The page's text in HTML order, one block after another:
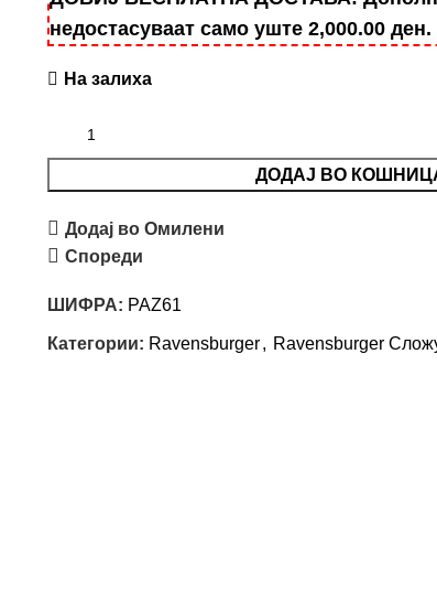
недостасуваат само уште 2,000.00 ден.
На залиха
ДОДАЈ ВО
Додај во Омилени
Спореди
ШИФРА: PAZ61
Категории: Ravensburger, Ravensburger